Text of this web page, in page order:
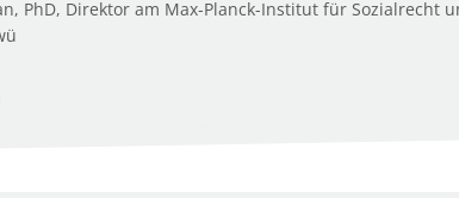
PhD, Direktor am Max-Planck-Institut für Sozialrecht